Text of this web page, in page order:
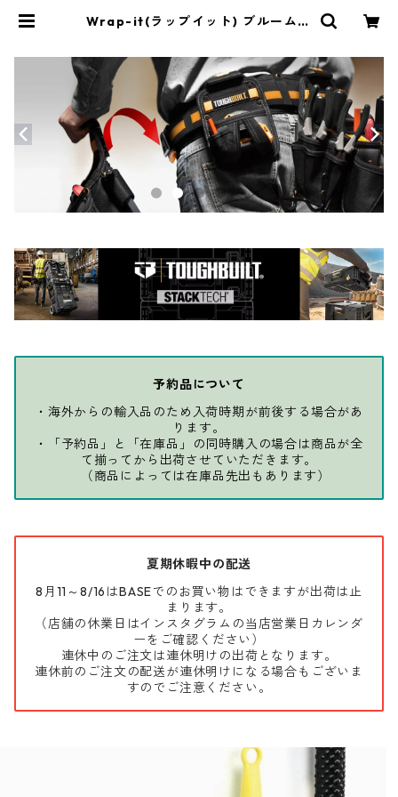
Wrap-it(ラップイット) ブルームバ
予約品について
・海外からの輸入品のため入荷時期が前後する場合があ
ります。
・「予約品」と「在庫品」の同時購入の場合は商品が全
て揃ってから出荷させていただきます。
（商品によっては在庫品先出もあります）
夏期休暇中の配送
8月11～8/16はBASEでのお買い物はできますが出荷は止
まります。
（店舗の休業日はインスタグラムの当店営業日カレンダ
ーをご確認ください）
連休中のご注文は連休明けの出荷となります。
連休前のご注文の配送が連休明けになる場合もございま
すのでご注意ください。